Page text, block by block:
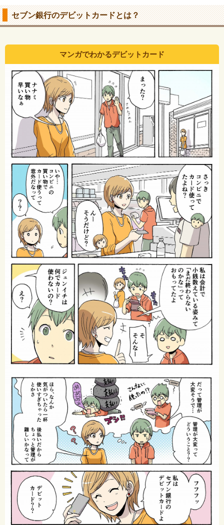
セブン銀行のデビットカードとは？
マンガでわかるデビットカード